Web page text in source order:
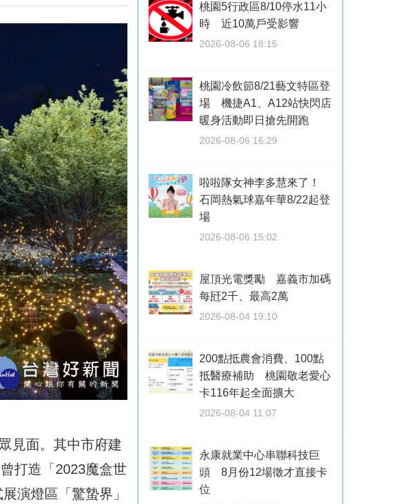
見面。其中市府建
打造「2023魔盒世
演燈區「驚蟄界」
桃園5行政區8/10停水11小
時 近10萬戶受影響
2026-08-06 18:15
桃園冷飲節8/21藝文特區登
場 機捷A1、A12站快閃店
暖身活動即日搶先開跑
2026-08-06 16:29
啦啦隊女神李多慧來了！
石岡熱氣球嘉年華8/22起登
場
2026-08-06 15:02
屋頂光電獎勵 嘉義市加碼
每瓩2千、最高2萬
2026-08-04 19:10
200點抵農會消費、100點
抵醫療補助 桃園敬老愛心
卡116年起全面擴大
2026-08-04 11:07
永康就業中心串聯科技巨
頭 8月份12場徵才直接卡
位